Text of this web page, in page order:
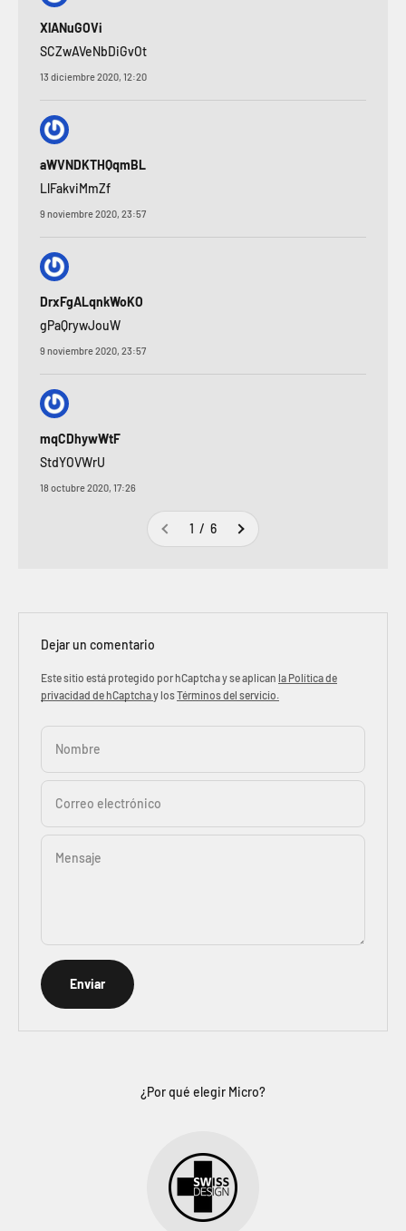
XlANuGOVi
SCZwAVeNbDiGvOt
13 diciembre 2020, 12:20
aWVNDKTHQqmBL
LlFakviMmZf
9 noviembre 2020, 23:57
DrxFgALqnkWoKO
gPaQrywJouW
9 noviembre 2020, 23:57
mqCDhywWtF
StdYOVWrU
18 octubre 2020, 17:26
1 / 6
Dejar un comentario
Este sitio está protegido por hCaptcha y se aplican la Política de
privacidad de hCaptchay losTérminos del servicio.
Nombre
Correo electrónico
Mensaje
Enviar
¿Por qué elegir Micro?